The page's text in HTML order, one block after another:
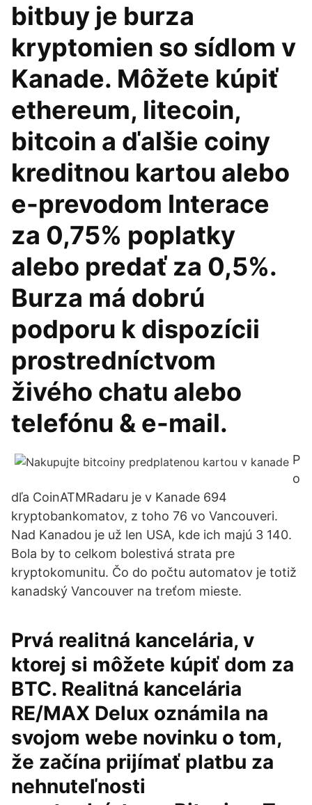
bitbuy je burza
kryptomien so sídlom v
Kanade. Môžete kúpiť
ethereum, litecoin,
bitcoin a ďalšie coiny
kreditnou kartou alebo
e-prevodom Interace
za 0,75% poplatky
alebo predať za 0,5%.
Burza má dobrú
podporu k dispozícii
prostredníctvom
živého chatu alebo
telefónu & e-mail.
P
o
dľa CoinATMRadaru je v Kanade 694
kryptobankomatov, z toho 76 vo Vancouveri.
Nad Kanadou je už len USA, kde ich majú 3 140.
Bola by to celkom bolestivá strata pre
kryptokomunitu. Čo do počtu automatov je totiž
kanadský Vancouver na treťom mieste.
Prvá realitná kancelária, v
ktorej si môžete kúpiť dom za
BTC. Realitná kancelária
RE/MAX Delux oznámila na
svojom webe novinku o tom,
že začína prijímať platbu za
nehnuteľnosti